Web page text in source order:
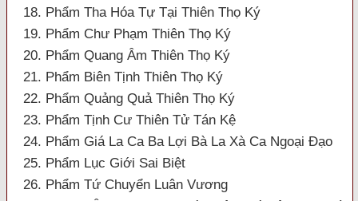
18. Phẩm Tha Hóa Tự Tại Thiên Thọ Ký
19. Phẩm Chư Phạm Thiên Thọ Ký
20. Phẩm Quang Âm Thiên Thọ Ký
21. Phẩm Biên Tịnh Thiên Thọ Ký
22. Phẩm Quảng Quả Thiên Thọ Ký
23. Phẩm Tịnh Cư Thiên Tử Tán Kệ
24. Phẩm Giá La Ca Ba Lợi Bà La Xà Ca Ngoại Đạo
25. Phẩm Lục Giới Sai Biệt
26. Phẩm Tứ Chuyển Luân Vương